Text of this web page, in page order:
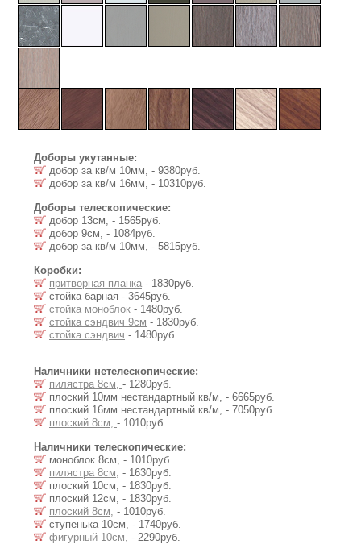
Доборы укутанные:
добор за кв/м 10мм, - 9380руб.
добор за кв/м 16мм, - 10310руб.
Доборы телескопические:
добор 13см, - 1565руб.
добор 9см, - 1084руб.
добор за кв/м 10мм, - 5815руб.
Коробки:
притворная планка - 1830руб.
стойка барная - 3645руб.
стойка моноблок - 1480руб.
стойка сэндвич 9см - 1830руб.
стойка сэндвич - 1480руб.
Наличники нетелескопические:
пилястра 8см, - 1280руб.
плоский 10мм нестандартный кв/м, - 6665руб.
плоский 16мм нестандартный кв/м, - 7050руб.
плоский 8см, - 1010руб.
Наличники телескопические:
моноблок 8см, - 1010руб.
пилястра 8см, - 1630руб.
плоский 10см, - 1830руб.
плоский 12см, - 1830руб.
плоский 8см, - 1010руб.
ступенька 10см, - 1740руб.
фигурный 10см, - 2290руб.